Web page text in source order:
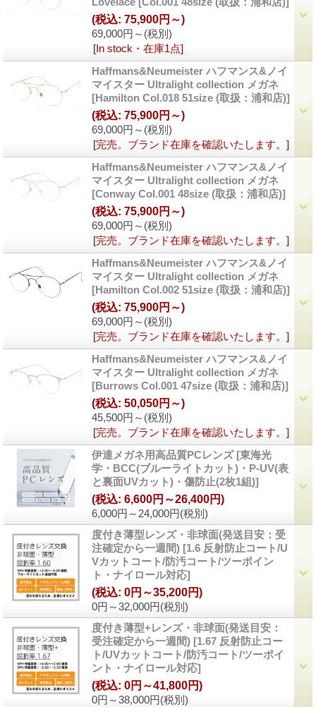
69,000円～ (税別)
(税込: 75,900円～)
[In stock・在庫1点]
Haffmans&Neumeister ハフマンス&ノイ
マイスター Ultralight collection メガネ
[Hamilton Col.018 51size (取扱：浦和店)]
69,000円～ (税別)
(税込: 75,900円～)
[完売。ブランド在庫を確認いたします。]
Haffmans&Neumeister ハフマンス&ノイ
マイスター Ultralight collection メガネ
[Conway Col.001 48size (取扱：浦和店)]
69,000円～ (税別)
(税込: 75,900円～)
[完売。ブランド在庫を確認いたします。]
Haffmans&Neumeister ハフマンス&ノイ
マイスター Ultralight collection メガネ
[Hamilton Col.002 51size (取扱：浦和店)]
69,000円～ (税別)
(税込: 75,900円～)
[完売。ブランド在庫を確認いたします。]
Haffmans&Neumeister ハフマンス&ノイ
マイスター Ultralight collection メガネ
[Burrows Col.001 47size (取扱：浦和店)]
45,500円～ (税別)
(税込: 50,050円～)
[完売。ブランド在庫を確認いたします。]
伊達メガネ用高品質PCレンズ [東海光
学・BCC(ブルーライトカット)・P-UV(表
と裏面UVカット)・傷防止(2枚1組)]
6,000円～24,000円(税別)
(税込: 6,600円～26,400円)
度付き薄型レンズ・非球面(発送目安：受
注確定から一週間) [1.6 反射防止コート/U
Vカットコート/防汚コート/ツーポイン
ト・ナイロール対応]
0円～32,000円(税別)
(税込: 0円～35,200円)
度付き薄型+レンズ・非球面(発送目安：
受注確定から一週間) [1.67 反射防止コー
ト/UVカットコート/防汚コート/ツーポイ
ント・ナイロール対応]
0円～38,000円(税別)
(税込: 0円～41,800円)